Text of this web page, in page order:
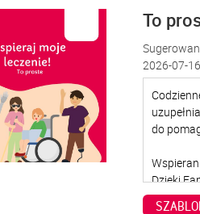
To
2026-07-